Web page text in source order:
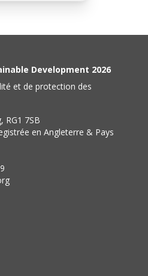
Development 2026
et de protection des
RG1 7SB
en Angleterre & Pays